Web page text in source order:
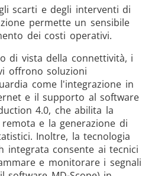
scarti e degli interventi di
permette un sensibile
dei costi operativi.
di vista della connettività, i
offrono soluzioni
come l'integrazione in
e il supporto al software
4.0, che abilita la
e la generazione di
Inoltre, la tecnologia
integrata consente ai tecnici
e monitorare i segnali